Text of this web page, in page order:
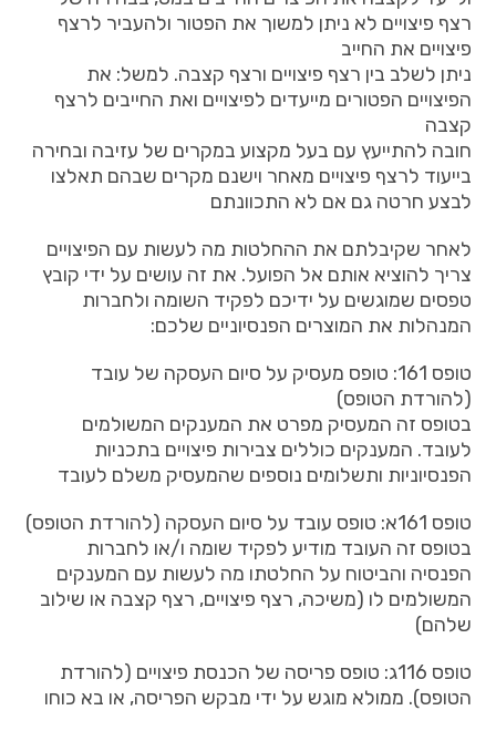
רצף פיצויים לא ניתן למשוך את הפטור ולהעביר לרצף
פיצויים את החייב
ניתן לשלב בין רצף פיצויים ורצף קצבה. למשל: את
הפיצויים הפטורים מייעדים לפיצויים ואת החייבים לרצף
קצבה
חובה להתייעץ עם בעל מקצוע במקרים של עזיבה ובחירה
בייעוד לרצף פיצויים מאחר וישנם מקרים שבהם תאלצו
לבצע חרטה גם אם לא התכוונתם
לאחר שקיבלתם את ההחלטות מה לעשות עם הפיצויים
צריך להוציא אותם אל הפועל. את זה עושים על ידי קובץ
טפסים שמוגשים על ידיכם לפקיד השומה ולחברות
המנהלות את המוצרים הפנסיוניים שלכם:
טופס 161: טופס מעסיק על סיום העסקה של עובד
(להורדת הטופס)
בטופס זה המעסיק מפרט את המענקים המשולמים
לעובד. המענקים כוללים צבירות פיצויים בתכניות
הפנסיוניות ותשלומים נוספים שהמעסיק משלם לעובד
טופס 161א: טופס עובד על סיום העסקה (להורדת הטופס)
בטופס זה העובד מודיע לפקיד שומה ו/או לחברות
הפנסיה והביטוח על החלטתו מה לעשות עם המענקים
המשולמים לו (משיכה, רצף פיצויים, רצף קצבה או שילוב
שלהם)
טופס 116ג: טופס פריסה של הכנסת פיצויים (להורדת
הטופס). ממולא מוגש על ידי מבקש הפריסה, או בא כוחו